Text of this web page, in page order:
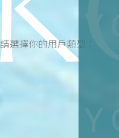
請選擇你的用戶類型：